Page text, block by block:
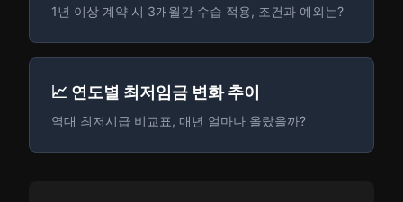
1년 이상 계약 시 3개월간 수습 적용, 조건과 예외는?
📈 연도별 최저임금 변화 추이
역대 최저시급 비교표, 매년 얼마나 올랐을까?